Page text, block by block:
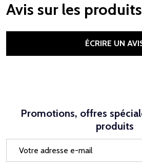
Avis sur les produits
ÉCRIRE UN
Promotions, offres
produits